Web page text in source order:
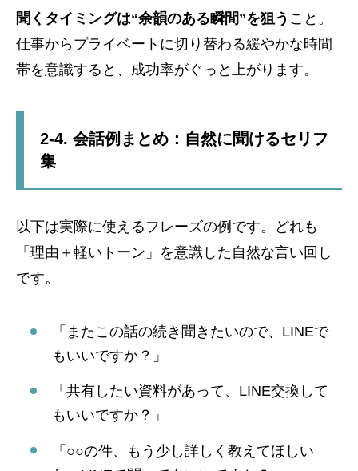
聞くタイミングは“余韻のある瞬間”を狙う こと。
仕事からプライベートに切り替わる緩やかな時間
帯を意識すると、成功率がぐっと上がります。
2-4. 会話例まとめ：自然に聞けるセリフ
集
以下は実際に使えるフレーズの例です。どれも
「理由＋軽いトーン」を意識した自然な言い回し
です。
「またこの話の続き聞きたいので、LINEで
もいいですか？」
「共有したい資料があって、LINE交換して
もいいですか？」
「○○の件、もう少し詳しく教えてほしい